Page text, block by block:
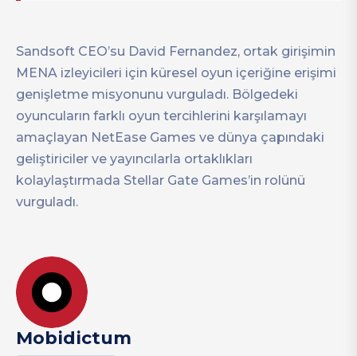
Sandsoft CEO’su David Fernandez, ortak girişimin
MENA izleyicileri için küresel oyun içeriğine erişimi
genişletme misyonunu vurguladı. Bölgedeki
oyuncuların farklı oyun tercihlerini karşılamayı
amaçlayan NetEase Games ve dünya çapındaki
geliştiriciler ve yayıncılarla ortaklıkları
kolaylaştırmada Stellar Gate Games’in rolünü
vurguladı.
Mobidictum